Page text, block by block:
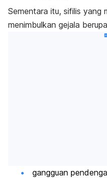
Sementara itu, sifilis yang
menimbulkan gejala
gangguan